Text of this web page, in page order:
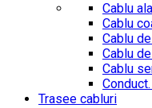
Cablu
Cablu
Cablu
Cablu
Cablu
Trasee cabluri